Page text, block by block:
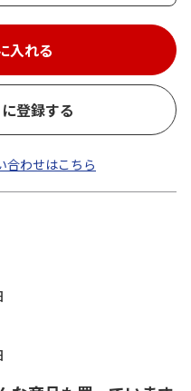
入れる
登録する
合わせはこちら